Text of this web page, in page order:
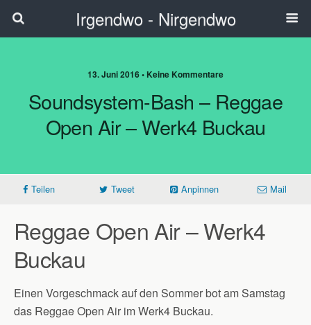
Irgendwo - Nirgendwo
13. Juni 2016 • Keine Kommentare
Soundsystem-Bash – Reggae
Open Air – Werk4 Buckau
Teilen Tweet Anpinnen Mail
Reggae Open Air – Werk4
Buckau
Einen Vorgeschmack auf den Sommer bot am Samstag
das Reggae Open Air im Werk4 Buckau.